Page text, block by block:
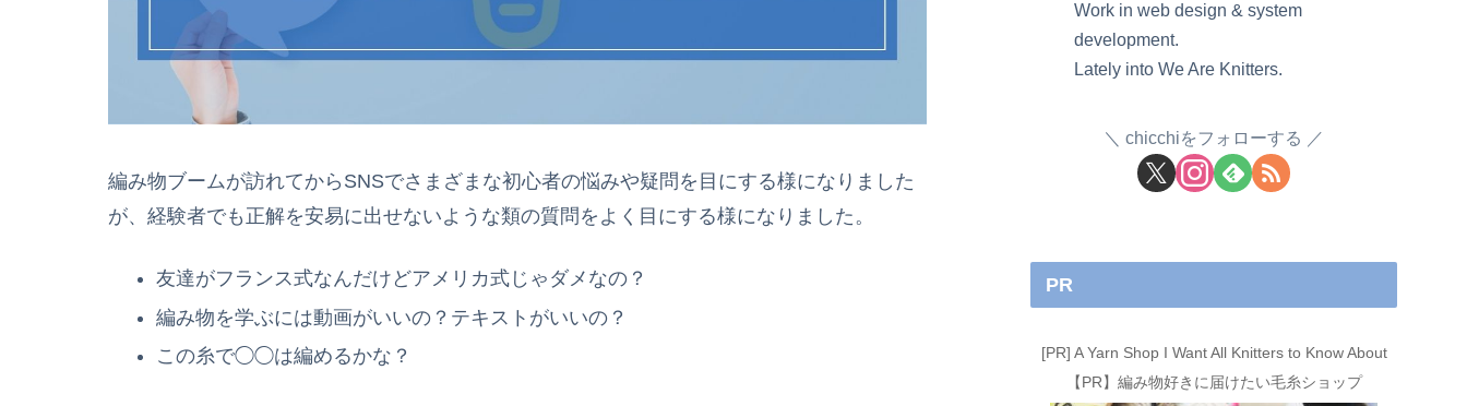
編み物ブームが訪れてからSNSでさまざまな初心者の悩みや疑問を目にする様になりました
が、経験者でも正解を安易に出せないような類の質問をよく目にする様になりました。
友達がフランス式なんだけどアメリカ式じゃダメなの？
編み物を学ぶには動画がいいの？テキストがいいの？
この糸で◯◯は編めるかな？
Work in web design & system
development.
Lately into We Are Knitters.
chicchiをフォローする
PR
[PR] A Yarn Shop I Want All Knitters to Know About
【PR】編み物好きに届けたい毛糸ショップ